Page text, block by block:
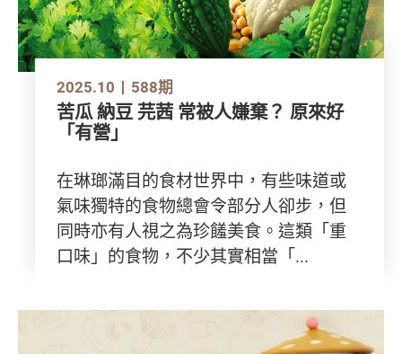
2025.10 588期
苦瓜 納豆 芫茜 常被人嫌棄？ 原來好
「有營」
在琳瑯滿目的食材世界中，有些味道或
氣味獨特的食物總會令部分人卻步，但
同時亦有人視之為珍饈美食。這類「重
口味」的食物，不少其實相當「...